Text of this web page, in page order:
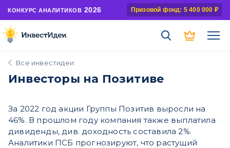
КОНКУРС АНАЛИТИКОВ 2026 Призовой фонд: 5 400 000 ₽
Все инвестидеи
Инвесторы на Позитиве
За 2022 год акции Группы Позитив выросли на
46%. В прошлом году компания также выплатила
дивиденды, див. доходность составила 2%.
Аналитики ПСБ прогнозируют, что растущий